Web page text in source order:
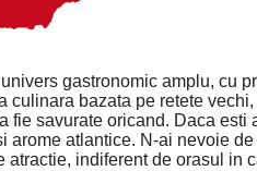
gastronomic amplu, cu
culinara bazata pe retete
fie savurate oricand. Daca
arome atlantice. N-ai nevoie
atractie, indiferent de orasul in